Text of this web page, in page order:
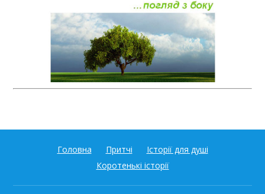
Головна Притчі
Історії для душі
Коротенькі історії